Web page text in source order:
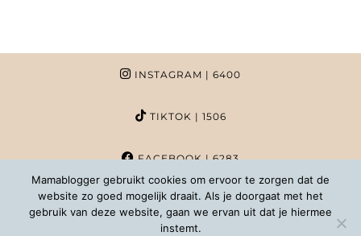
INSTAGRAM | 6400
TIKTOK | 1506
FACEBOOK| 6283
PINTEREST | 1020
Mamablogger gebruikt cookies om ervoor te zorgen dat de
website zo goed mogelijk draait. Als je doorgaat met het
gebruik van deze website, gaan we ervan uit dat je hiermee
instemt.